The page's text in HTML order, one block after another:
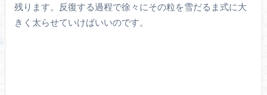
残ります。反復する過程で徐々にその粒を雪だるま式に大
きく太らせていけばいいのです。